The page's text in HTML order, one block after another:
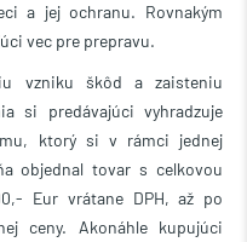
a jej ochranu. Rovnakým
vec pre prepravu.
vzniku škôd a zaisteniu
si predávajúci vyhradzuje
ktorý si v rámci jednej
objednal tovar s celkovou
Eur vrátane DPH, až po
ceny. Akonáhle kupujúci